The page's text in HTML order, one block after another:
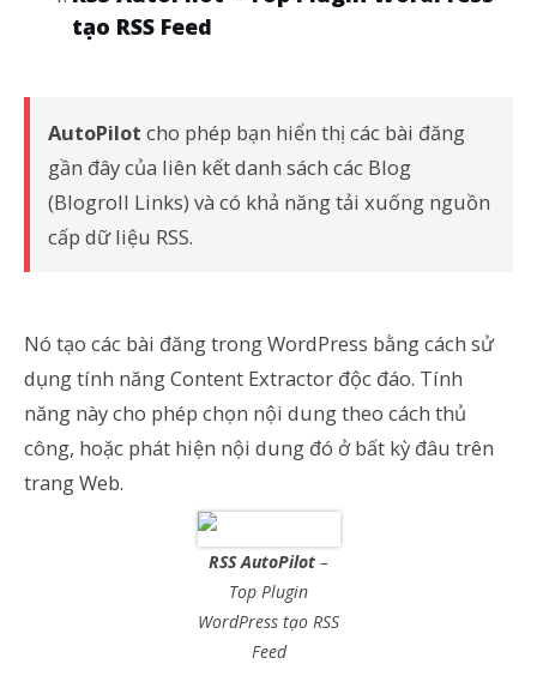
tạo RSS Feed
AutoPilot cho phép bạn hiển thị các bài đăng
gần đây của liên kết danh sách các Blog
(Blogroll Links) và có khả năng tải xuống nguồn
cấp dữ liệu RSS.
Nó tạo các bài đăng trong WordPress bằng cách sử
dụng tính năng Content Extractor độc đáo. Tính
năng này cho phép chọn nội dung theo cách thủ
công, hoặc phát hiện nội dung đó ở bất kỳ đâu trên
trang Web.
RSS AutoPilot –
Top Plugin
WordPress tạo RSS
Feed